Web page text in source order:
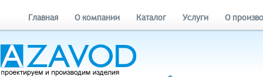
Главная О компании Каталог Услуги О